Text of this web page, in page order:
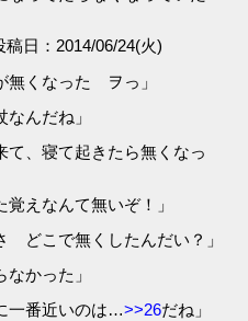
稿日：2014/06/24(火)
無くなった ヲっ」
んだね」
、寝て起きたら無くなっ
えなんて無いぞ！」
どこで無くしたんだい？」
かった」
一番近いのは…>>26だね」